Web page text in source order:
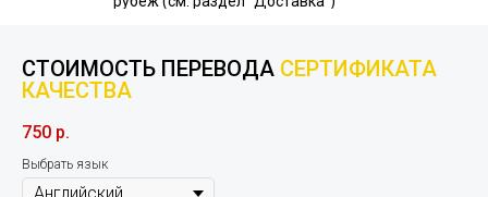
СТОИМОСТЬ ПЕРЕВОДА СЕРТИФИКАТА
КАЧЕСТВА
750 р.
Выбрать язык